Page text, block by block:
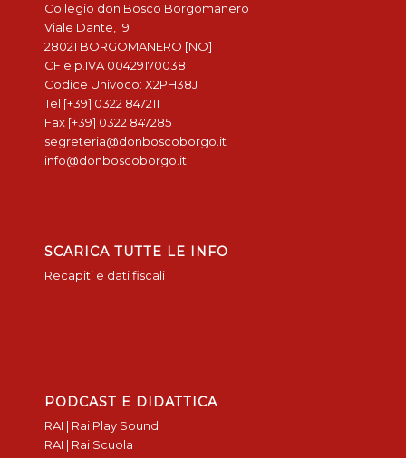
Collegio don Bosco Borgomanero
Viale Dante, 19
28021 BORGOMANERO [NO]
CF e p.IVA 00429170038
Codice Univoco: X2PH38J
Tel [+39] 0322 847211
Fax [+39] 0322 847285
segreteria@donboscoborgo.it
info@donboscoborgo.it
SCARICA TUTTE LE INFO
Recapiti e dati fiscali
PODCAST E DIDATTICA
RAI | Rai Play Sound
RAI | Rai Scuola